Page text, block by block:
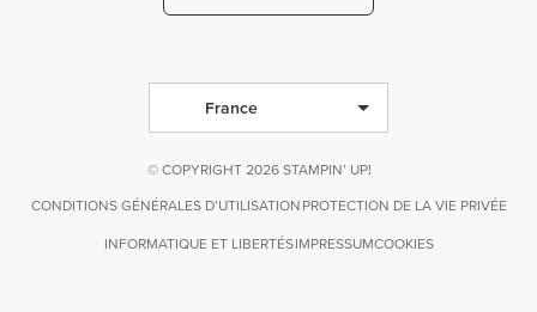
France
© COPYRIGHT 2026 STAMPIN’ UP!
CONDITIONS GÉNÉRALES D’UTILISATION PROTECTION DE LA VIE PRIVÉE
INFORMATIQUE ET LIBERTÉSIMPRESSUMCOOKIES